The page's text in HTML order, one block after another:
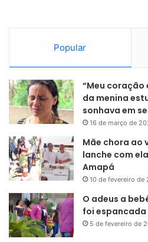
Militar, a comandante da
cursos já estão sendo previstos
os membros da corporação,
combatentes que lidam
andamento aqui no Bope, com
Segurança Pública no valor de
conquista histórica da Polícia
Cel. Heliane Almeida.
A Rotam é a primeira companhia
Popular
“Meu coração
da menina
sonhava em
16 de março de
Mãe chora ao
lanche com
Amapá
10 de fevereiro de
O adeus a
foi
5 de fevereiro de